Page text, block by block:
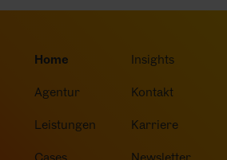
Home
Agentur
Leistungen
Insights
Kontakt
Karriere